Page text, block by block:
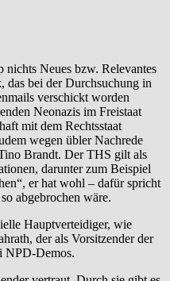
Neues bzw. Relevantes
das bei der Durchsuchung in
verschickt worden
Neonazis im Freistaat
mit dem Rechtsstaat
wegen übler Nachrede
Brandt. Der THS gilt als
darunter zum Beispiel
er hat wohl – dafür spricht
abgebrochen wäre.
Hauptverteidiger, wie
der als Vorsitzender der
NPD-Demos.